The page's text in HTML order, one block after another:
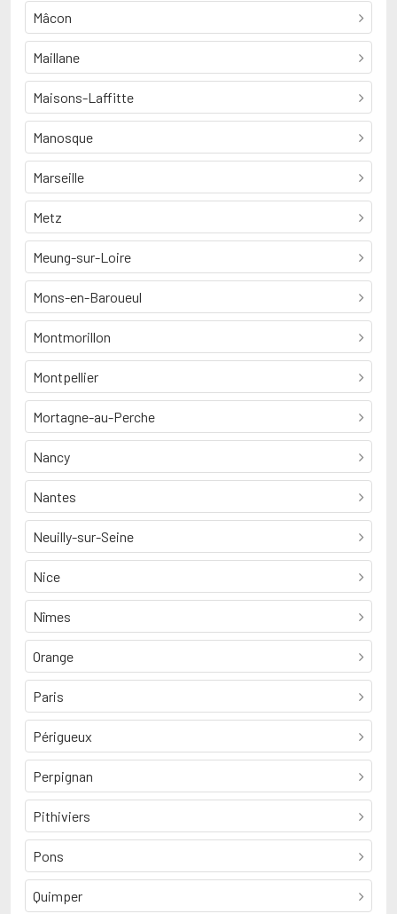
Mâcon
Maillane
Maisons-Laffitte
Manosque
Marseille
Metz
Meung-sur-Loire
Mons-en-Baroueul
Montmorillon
Montpellier
Mortagne-au-Perche
Nancy
Nantes
Neuilly-sur-Seine
Nice
Nîmes
Orange
Paris
Périgueux
Perpignan
Pithiviers
Pons
Quimper